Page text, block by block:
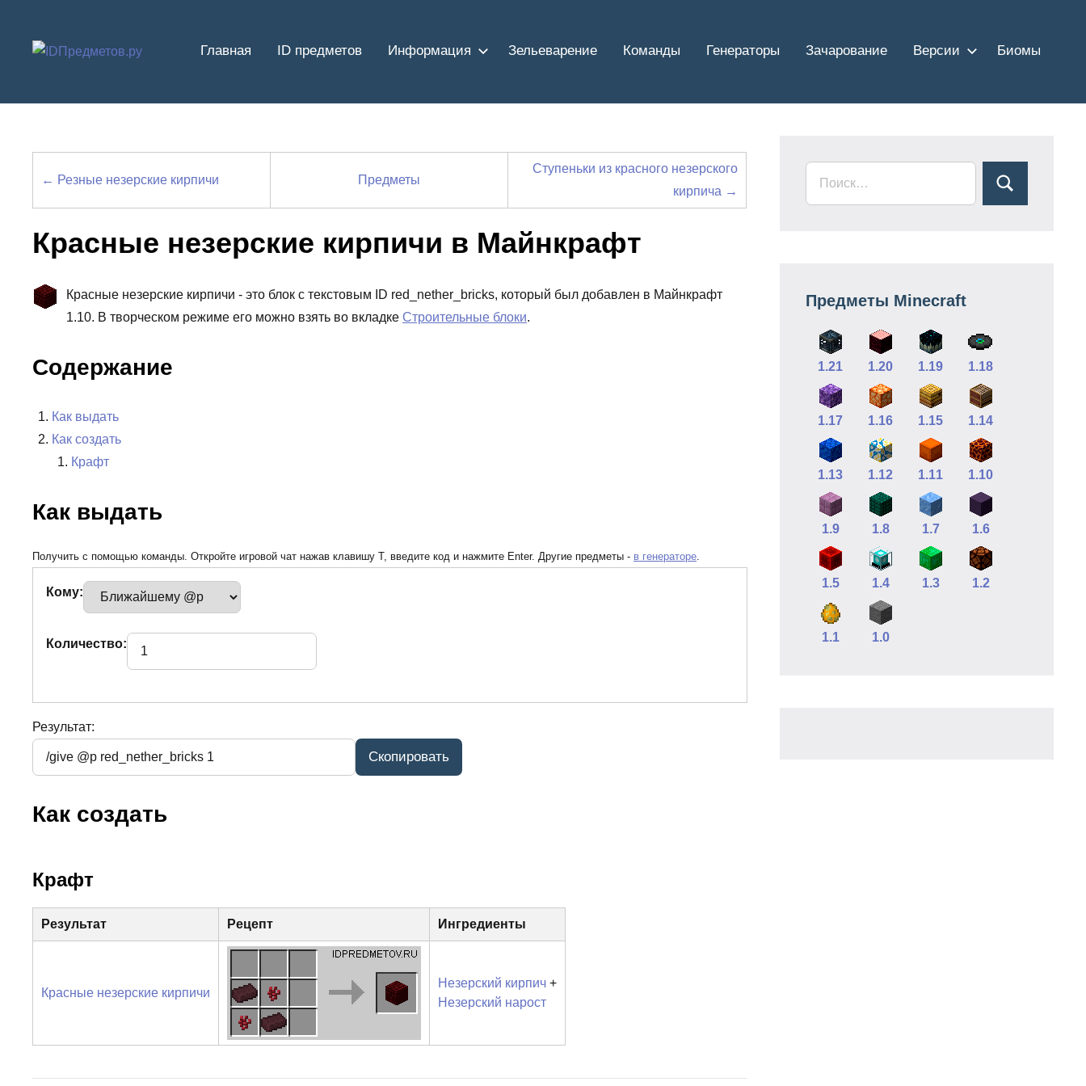
содержимому
Главная ID предметов Информация Зельеварение Команды Генераторы Зачарование Версии Биомы
← Резные незерские кирпичи Предметы
Ступеньки из красного незерского
кирпича →
Красные незерские кирпичи в Майнкрафт
Красные незерские кирпичи - это блок с текстовым ID red_nether_bricks, который был добавлен в Майнкрафт
1.10. В творческом режиме его можно взять во вкладке Строительные блоки.
Содержание
Как выдать
Как создать
Крафт
Как выдать
Получить с помощью команды. Откройте игровой чат нажав клавишу T, введите код и нажмите Enter. Другие предметы - в генераторе
Кому:
Количество:
Результат:
Как создать
Крафт
Результат Рецепт Ингредиенты
Красные незерские кирпичи
Незерский кирпич+
Незерский нарост
Предметы Minecraft
1.21 1.20 1.19 1.18
1.17 1.16 1.15 1.14
1.13 1.12 1.11 1.10
1.9 1.8 1.7 1.6
1.5 1.4 1.3 1.2
1.1 1.0